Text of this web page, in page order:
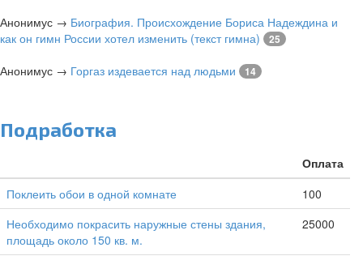
Анонимус → Биография. Происхождение Бориса Надеждина и
как он гимн России хотел изменить (текст гимна)
25
Анонимус → Горгаз издевается над людьми 14
Подработка
Оплата
Поклеить обои в одной комнате
100
Необходимо покрасить наружные стены здания,
площадь около 150 кв. м.
25000